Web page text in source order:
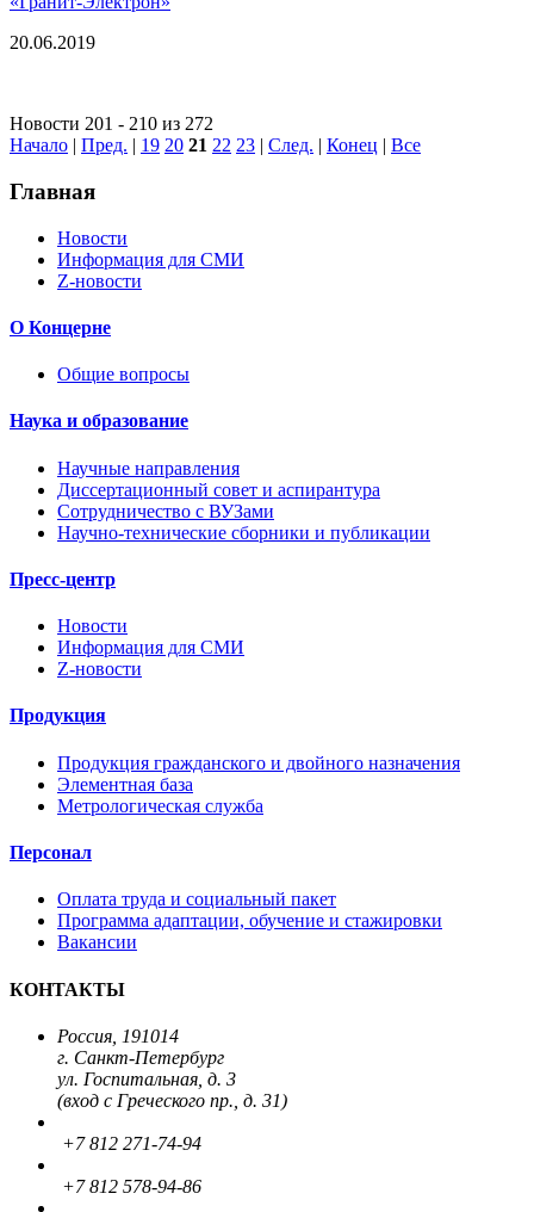
20.06.2019
Новости 201 - 210 из 272
Начало | Пред. | 19 20 21 22 23 | След. | Конец | Все
Главная
Новости
Информация для СМИ
Z-новости
О Концерне
Общие вопросы
Наука и образование
Научные направления
Диссертационный совет и аспирантура
Сотрудничество с ВУЗами
Научно-технические сборники и публикации
Пресс-центр
Новости
Информация для СМИ
Z-новости
Продукция
Продукция гражданского и двойного назначения
Элементная база
Метрологическая служба
Персонал
Оплата труда и социальный пакет
Программа адаптации, обучение и стажировки
Вакансии
КОНТАКТЫ
Россия, 191014
г. Санкт-Петербург
ул. Госпитальная, д. 3
(вход с Греческого пр., д. 31)
+7 812 271-74-94
+7 812 578-94-86